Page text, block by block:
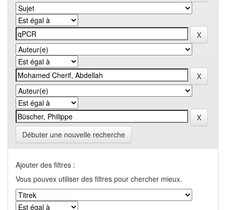
Débuter une nouvelle recherche
Ajouter des filtres :
Vous pouvex utiliser des filtres pour chercher mieux.